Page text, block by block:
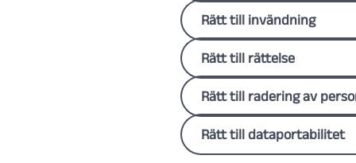
Du har rätt att ta del av
Det gör du genom att
fyll i en skriftlig begäran/
Dataskydd (se
Rätt till invändning
I vissa fall har du rätt att
behandlas. Du kan till
med
invändning i ett
sätt.
Rätt till rättelse
Om du upptäcker att
har du rätt att begära att
även rätt att begära en
dina personuppgifter.
Rätt till radering av
Du har rätt att begära
vissa omständigheter
Rätt till dataportabilitet